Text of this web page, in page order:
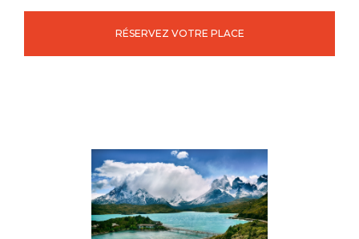
RÉSERVEZ VOTRE PLACE